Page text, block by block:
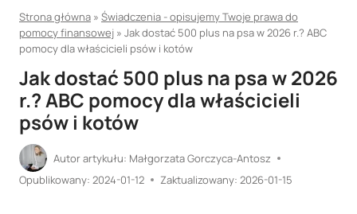
Strona główna » Świadczenia - opisujemy Twoje prawa do
pomocy finansowej » Jak dostać 500 plus na psa w 2026 r.? ABC
pomocy dla właścicieli psów i kotów
Jak dostać 500 plus na psa w 2026
r.? ABC pomocy dla właścicieli
psów i kotów
Autor artykułu: Małgorzata Gorczyca-Antosz
Opublikowany: 2024-01-12 Zaktualizowany: 2026-01-15